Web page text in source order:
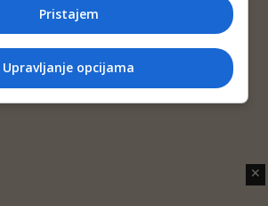
✕
Pristajem
Upravljanje opcijama